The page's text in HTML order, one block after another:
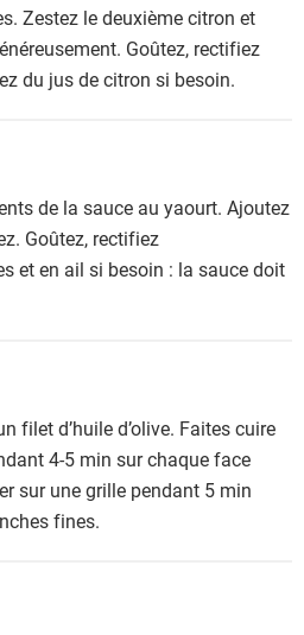
Zestez le deuxième citron et
Goûtez, rectifiez
du jus de citron si besoin.
de la sauce au yaourt. Ajoutez
Goûtez, rectifiez
et en ail si besoin : la sauce doit
filet d’huile d’olive. Faites cuire
4-5 min sur chaque face
sur une grille pendant 5 min
fines.